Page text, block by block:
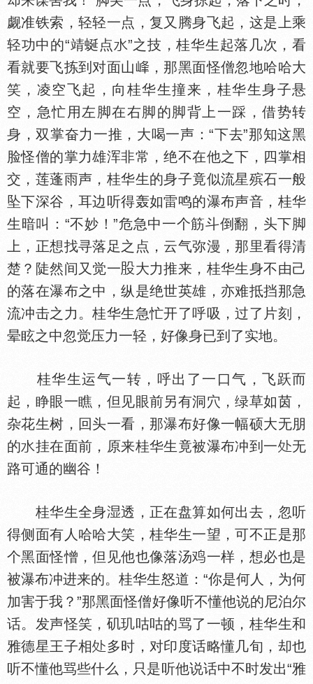
觑准铁索，轻轻一点，复又腾身飞起，这是上乘
轻功中的“靖蜒点
”之技，桂华生起落几次，看
看就要飞拣到对面山
，那黑面怪僧忽地哈哈大
笑，凌空飞起，向桂华生撞来，桂华生身子悬
空，急忙用左脚在右脚的脚背上一踩，借势转
身，双掌奋力一推，大喝一声：“下去”那知这黑
脸怪僧的掌力雄浑非常，绝不在他之下，四掌相
交，莲蓬雨声，桂华生的身子竟似流星殡石一般
坠下深谷，耳边听得轰如雷鸣的瀑布声音，桂华
生暗叫：“不妙！”危急中一个筋斗倒翻，头下脚
上，正想找寻落足之点，云气弥漫，那里看得清
楚？陡然间又觉一
大力推来，桂华生身不由己
的落在瀑布之中，纵是绝世英雄，亦难抵挡那急
流冲击之力。桂华生急忙开了呼吸，过了片刻，
晕眩之中忽觉压力一轻，好像身已到了实地。
桂华生运气一转，呼出了一口气，飞跃而
起，睁眼一瞧，但见眼前另有洞穴，绿草如茵，
杂花生树，回头一看，那瀑布好像一幅硕大无朋
的
挂在面前，原来桂华生竟被瀑布冲到一
无
路可通的幽谷！
桂华生全身
透，正在盘算如何出去，忽听
得侧面有人哈哈大笑，桂华生一望，可不正是那
个黑面怪憎，但见他也像落汤
一样，想必也是
被瀑布冲进来的。桂华生怒道：“你是何人，为何
加害于我？”那黑面怪僧好像听不懂他说的尼泊尔
话。发声怪笑，矶玑咕咕的骂了一顿，桂华生和
雅德星王子相
多时，对印度话略懂几旬，却也
听不懂他骂些什么，只是听他说话中不时发出“雅